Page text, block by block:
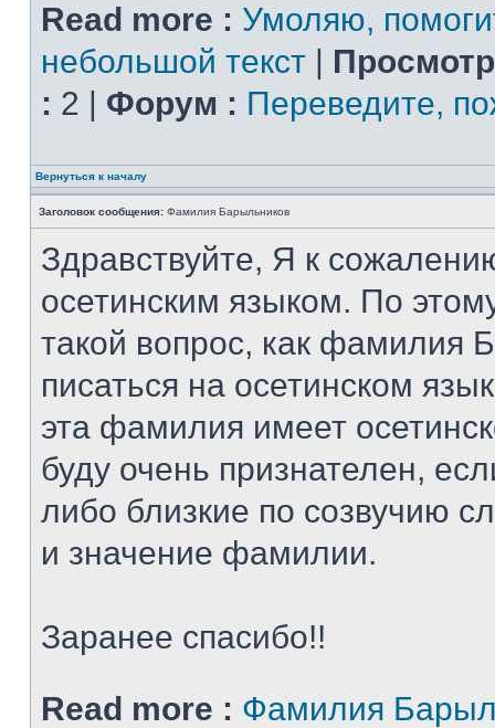
Read more : Умоляю,
небольшой текст |
: 2 | Форум : Переведите,
Вернуться к началу
Заголовок сообщения: Фамилия Барыльников
Здравствуйте, Я к
осетинским языком. По
такой вопрос, как фамилия
писаться на осетинском
эта фамилия имеет
буду очень признателен,
либо близкие по созвучию
и значение фамилии.
Заранее спасибо!!
Read more : Фамилия